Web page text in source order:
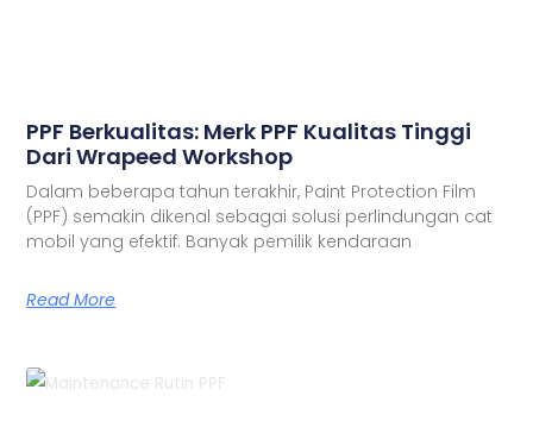
PPF Berkualitas: Merk PPF Kualitas Tinggi
Dari Wrapeed Workshop
Dalam beberapa tahun terakhir, Paint Protection Film
(PPF) semakin dikenal sebagai solusi perlindungan cat
mobil yang efektif. Banyak pemilik kendaraan
Read More